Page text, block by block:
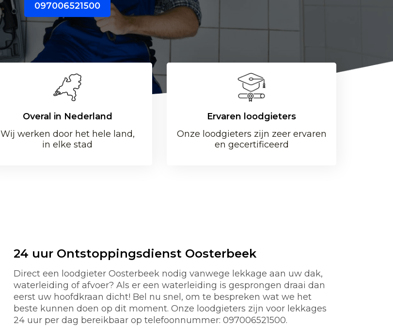
097006521500
Overal in Nederland
Wij werken door het hele land,
in elke stad
Ervaren loodgieters
Onze loodgieters zijn zeer ervaren
en gecertificeerd
24 uur Ontstoppingsdienst Oosterbeek
Direct een loodgieter Oosterbeek nodig vanwege lekkage aan uw dak,
waterleiding of afvoer? Als er een waterleiding is gesprongen draai dan
eerst uw hoofdkraan dicht! Bel nu snel, om te bespreken wat we het
beste kunnen doen op dit moment. Onze loodgieters zijn voor lekkages
24 uur per dag bereikbaar op telefoonnummer: 097006521500.